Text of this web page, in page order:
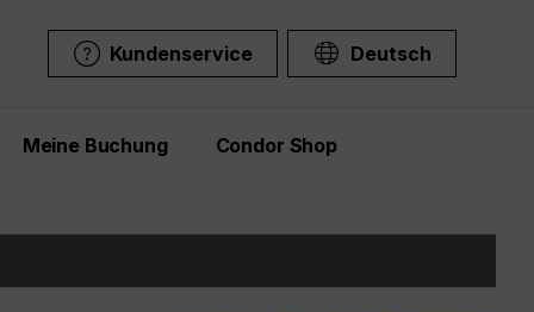
Kundenservice Deutsch
Meine Buchung Condor Shop